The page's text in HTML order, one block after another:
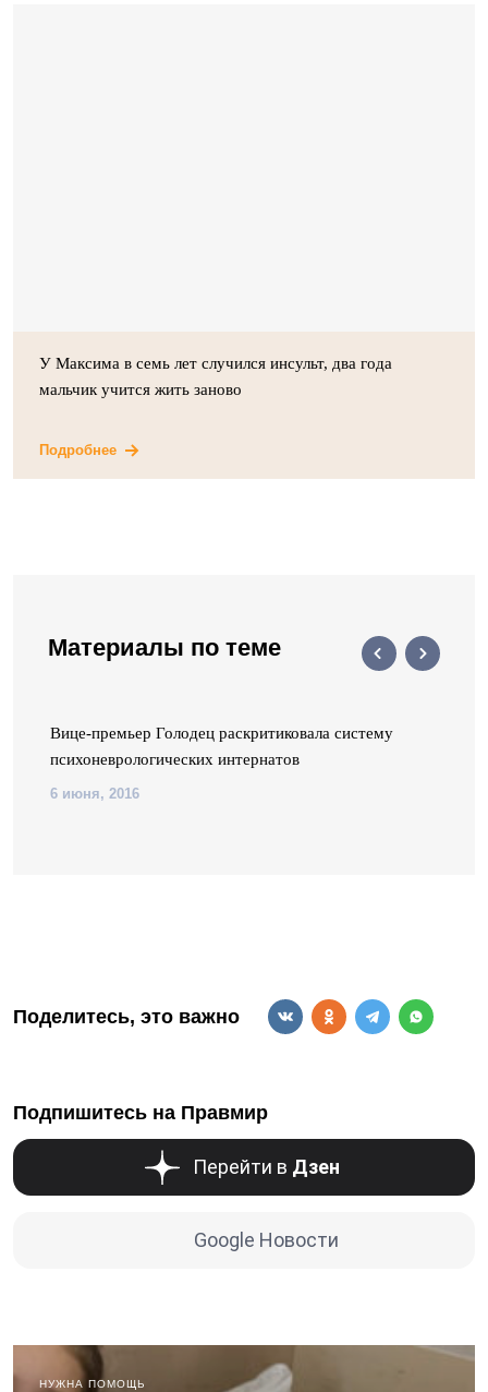
У Максима в семь лет случился инсульт, два года
мальчик учится жить заново
Подробнее
Материалы по теме
Вице-премьер Голодец раскритиковала систему
психоневрологических интернатов
6 июня, 2016
Поделитесь, это важно
Подпишитесь на Правмир
Перейти в Дзен
Google Новости
НУЖНА ПОМОЩЬ